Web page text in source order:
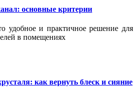
основные критерии
удобное и практичное решение для
в помещениях
как вернуть блеск и сияние